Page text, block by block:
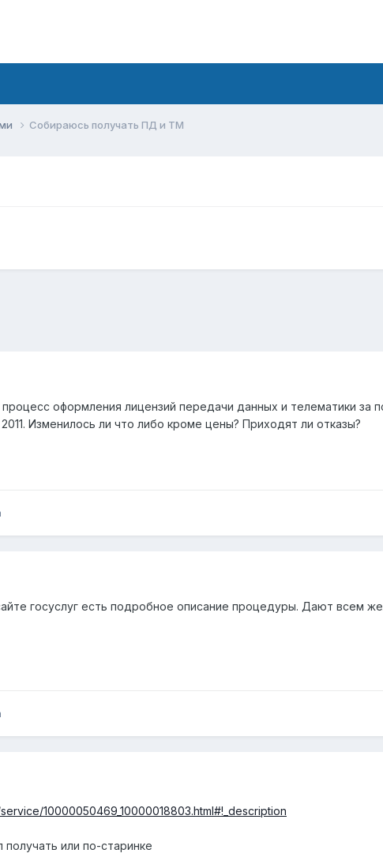
Собираюсь получать ПД и ТМ
оформления лицензий передачи данных и телематики за
Изменилось ли что либо кроме цены? Приходят ли отказы?
госуслуг есть подробное описание процедуры. Дают всем
10000050469_10000018803.html#!_description
или по-старинке